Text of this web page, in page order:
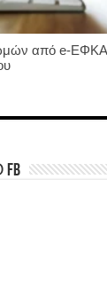
από e-ΕΦΚΑ